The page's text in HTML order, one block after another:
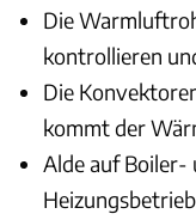
Die
kontrollieren
Die
kommt der
Alde auf Boiler-